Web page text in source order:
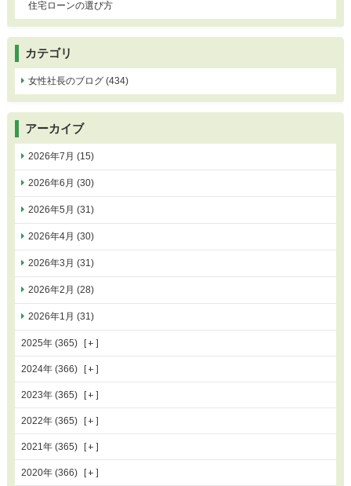
住宅ローンの選び方
カテゴリ
女性社長のブログ (434)
アーカイブ
2026年7月 (15)
2026年6月 (30)
2026年5月 (31)
2026年4月 (30)
2026年3月 (31)
2026年2月 (28)
2026年1月 (31)
2025年 (365)
2024年 (366)
2023年 (365)
2022年 (365)
2021年 (365)
2020年 (366)